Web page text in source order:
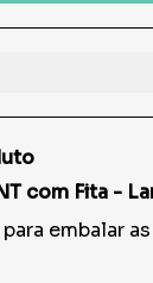
com Fita -
embalar